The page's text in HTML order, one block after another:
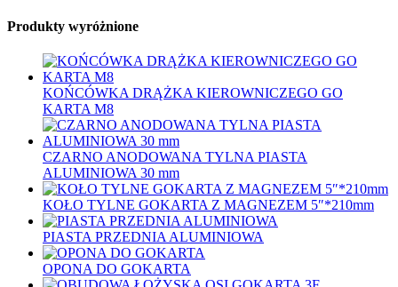
Produkty wyróżnione
KOŃCÓWKA DRĄŻKA KIEROWNICZEGO GO
KARTA M8
CZARNO ANODOWANA TYLNA PIASTA
ALUMINIOWA 30 mm
KOŁO TYLNE GOKARTA Z MAGNEZEM 5″*210mm
PIASTA PRZEDNIA ALUMINIOWA
OPONA DO GOKARTA